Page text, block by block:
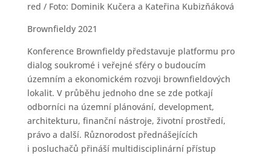
red / Foto: Dominik Kučera a Kateřina Kubizňáková
Brownfieldy 2021
Konference Brownfieldy představuje platformu pro
dialog soukromé i veřejné sféry o budoucím
územním a ekonomickém rozvoji brownfieldových
lokalit. V průběhu jednoho dne se zde potkají
odborníci na územní plánování, development,
architekturu, finanční nástroje, životní prostředí,
právo a další. Různorodost přednášejících
i posluchačů přináší multidisciplinární přístup